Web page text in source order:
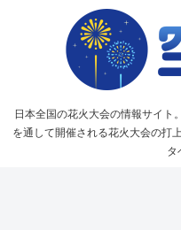
日本全国の花火大会の情報サイト
を通して開催される花火大会の打
タ